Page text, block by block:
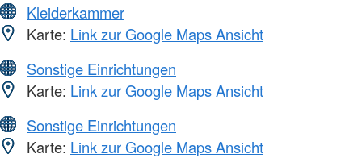
Kleiderkammer
Karte: Link zur Google Maps Ansicht
Sonstige Einrichtungen
Karte: Link zur Google Maps Ansicht
Sonstige Einrichtungen
Karte: Link zur Google Maps Ansicht